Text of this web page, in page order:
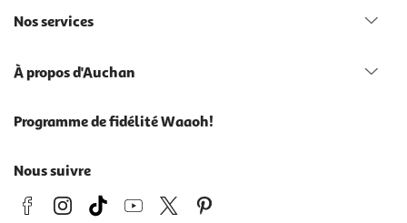
Nos services
À propos d'Auchan
Programme de fidélité Waaoh!
Nous suivre